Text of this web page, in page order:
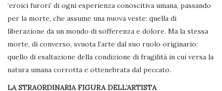
‘eroici furori’ di ogni esperienza conoscitiva umana, passando
per la morte, che assume una nuova veste: quella di
liberazione da un mondo di sofferenza e dolore. Ma la stessa
morte, di converso, svuota l’arte dal suo ruolo originario:
quello di esaltazione della condizione di fragilità in cui versa la
natura umana corrotta e ottenebrata dal peccato.
LA STRAORDINARIA FIGURA DELL’ARTISTA